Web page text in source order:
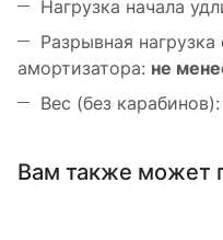
Нагрузка начала
Разрывная
амортизатора: не
Вес (без карабинов):
Вам также может